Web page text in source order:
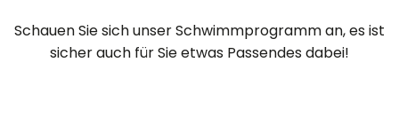
Schauen Sie sich unser Schwimmprogramm an, es ist
sicher auch für Sie etwas Passendes dabei!